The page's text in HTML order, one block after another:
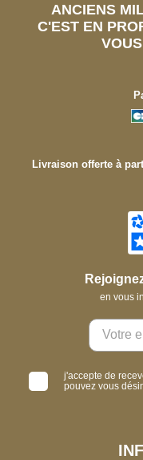
ANCIENS
C'EST EN
Livraison offerte à
en vous
j'accepte de
pouvez vous